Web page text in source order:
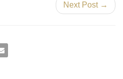
Next Post →